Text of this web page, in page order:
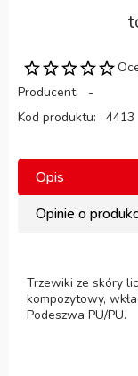
Producent:
-
Kod produktu:
4413
Opis
Opinie o
Trzewiki ze skóry
kompozytowy,
Podeszwa PU/PU.